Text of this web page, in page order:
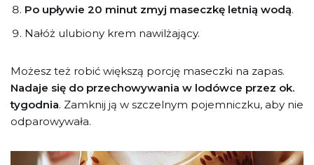
Po upływie 20 minut zmyj maseczkę letnią wodą.
Nałóż ulubiony krem nawilżający.
Możesz też robić większą porcję maseczki na zapas.
Nadaje się do przechowywania w lodówce przez ok.
tygodnia. Zamknij ją w szczelnym pojemniczku, aby nie
odparowywała.